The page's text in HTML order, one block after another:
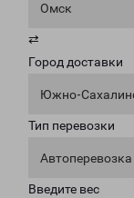
Омск
⇄
Город доставки
Южно-
Тип перевозки
Автоперевозка
Введите вес